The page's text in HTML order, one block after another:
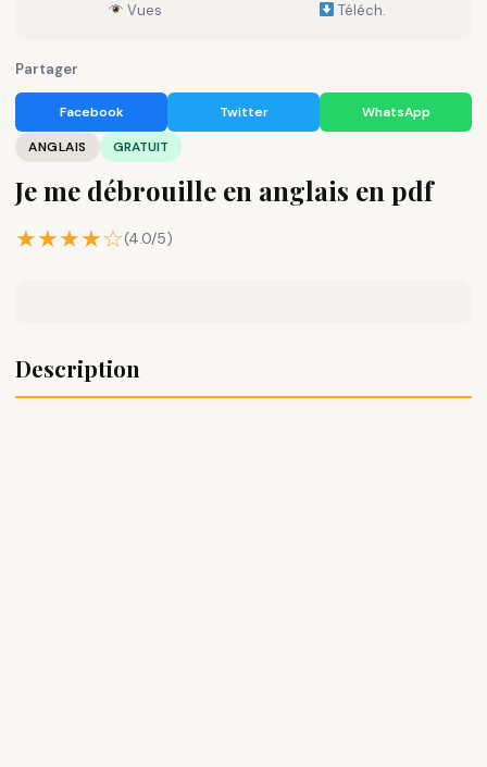
Vues Téléch.
Partager
Facebook Twitter
WhatsApp
ANGLAIS
GRATUIT
Je me débrouille en anglais en pdf
★★★★☆(4.0/5)
Description